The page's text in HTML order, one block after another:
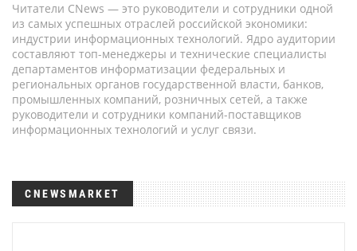
Читатели CNews — это руководители и сотрудники одной
из самых успешных отраслей российской экономики:
индустрии информационных технологий. Ядро аудитории
составляют топ-менеджеры и технические специалисты
департаментов информатизации федеральных и
региональных органов государственной власти, банков,
промышленных компаний, розничных сетей, а также
руководители и сотрудники компаний-поставщиков
информационных технологий и услуг связи.
CNEWSMARKET